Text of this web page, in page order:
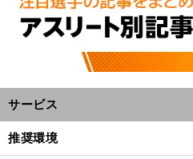
サービス
推奨環境